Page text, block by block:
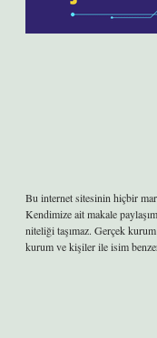
Bu internet sitesinin hiçbir
Kendimize ait makale
niteliği taşımaz. Gerçek
kurum ve kişiler ile isim